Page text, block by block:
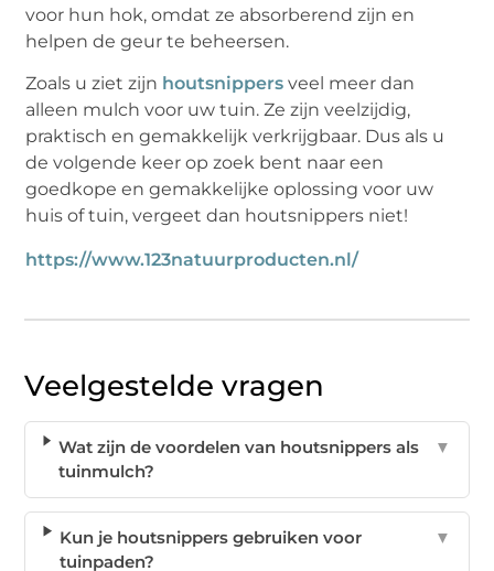
voor hun hok, omdat ze absorberend zijn en
helpen de geur te beheersen.
Zoals u ziet zijn houtsnippers veel meer dan
alleen mulch voor uw tuin. Ze zijn veelzijdig,
praktisch en gemakkelijk verkrijgbaar. Dus als u
de volgende keer op zoek bent naar een
goedkope en gemakkelijke oplossing voor uw
huis of tuin, vergeet dan houtsnippers niet!
https://www.123natuurproducten.nl/
Veelgestelde vragen
Wat zijn de voordelen van houtsnippers als
tuinmulch?
▼
Kun je houtsnippers gebruiken voor
tuinpaden?
▼